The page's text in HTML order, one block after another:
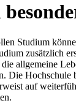
Studium
zusätzlich
allgemeine
Die Hochschule
auf